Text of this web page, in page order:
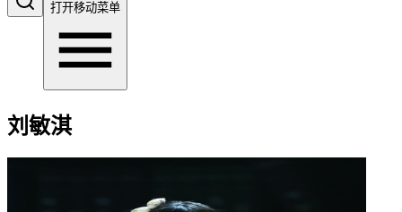
打开移动菜单
刘敏淇